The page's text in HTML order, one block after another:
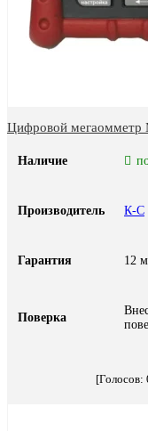
Цифровой
Наличие
Производитель К-С
Гарантия 12
Поверка
[Голосов: